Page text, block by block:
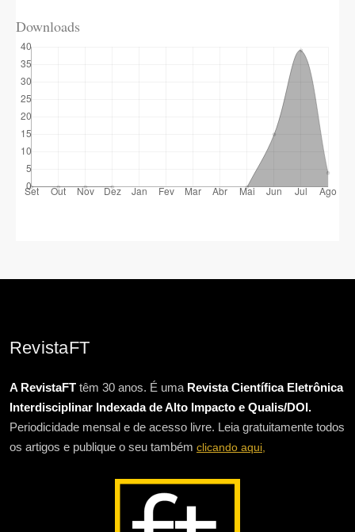
Downloads
RevistaFT
A RevistaFT têm 30 anos. É uma Revista Científica Eletrônica
Interdisciplinar Indexada de Alto Impacto e Qualis/DOI.
Periodicidade mensal e de acesso livre. Leia gratuitamente todos
os artigos e publique o seu também clicando aqui,